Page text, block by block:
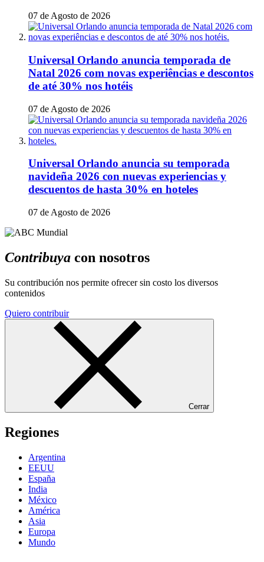
07 de Agosto de 2026
Universal Orlando anuncia temporada de
Natal 2026 com novas experiências e descontos
de até 30% nos hotéis
07 de Agosto de 2026
Universal Orlando anuncia su temporada
navideña 2026 con nuevas experiencias y
descuentos de hasta 30% en hoteles
07 de Agosto de 2026
Contribuya con nosotros
Su contribución nos permite ofrecer sin costo los diversos
contenidos
Quiero contribuir
Cerrar
Regiones
Argentina
EEUU
España
India
México
América
Asia
Europa
Mundo